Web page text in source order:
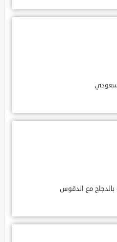
مع الدقوس